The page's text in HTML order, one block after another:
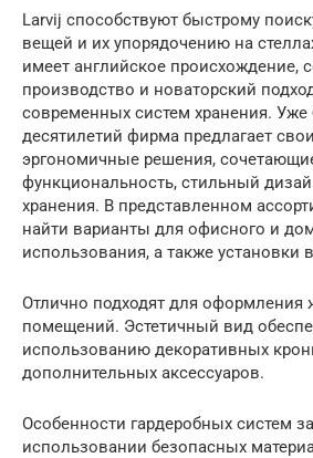
Larvij способствуют быстрому
вещей и их упорядочению на
имеет английское происхождение,
производство и новаторский
современных систем хранения. Уже
десятилетий фирма предлагает
эргономичные решения,
функциональность, стильный
хранения. В представленном
найти варианты для офисного и
использования, а также установки
Отлично подходят для
помещений. Эстетичный вид
использованию декоративных
дополнительных аксессуаров.
Особенности гардеробных систем
использовании безопасных